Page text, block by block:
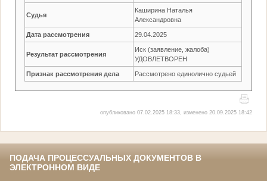
Судья
Каширина Наталья
Александровна
Дата рассмотрения 29.04.2025
Результат рассмотрения
Иск (заявление, жалоба)
УДОВЛЕТВОРЕН
Признак рассмотрения дела Рассмотрено единолично судьей
опубликовано 07.02.2025 18:33, изменено 20.09.2025 18:42
ПОДАЧА ПРОЦЕССУАЛЬНЫХ ДОКУМЕНТОВ В
ЭЛЕКТРОННОМ ВИДЕ